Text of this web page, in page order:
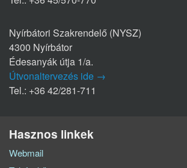
Nyírbátori Szakrendelő (NYSZ)
4300 Nyírbátor
Édesanyák útja 1/a.
Útvonaltervezés ide →
Tel.: +36 42/281-711
Hasznos linkek
Webmail